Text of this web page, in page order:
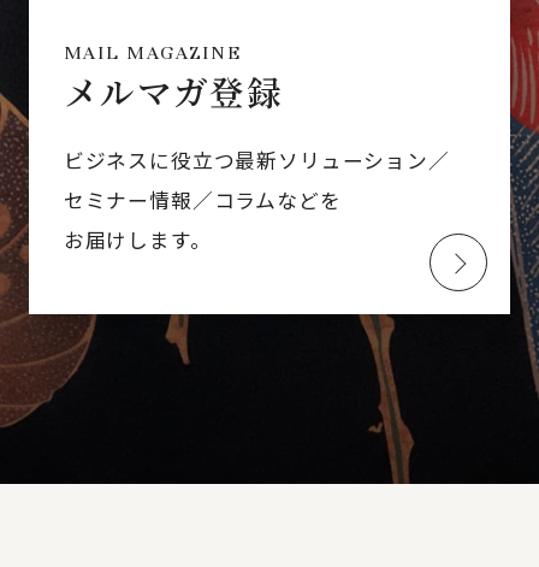
MAIL MAGAZINE
メルマガ登録
ビジネスに役立つ最新ソリューション／
セミナー情報／コラムなどを
お届けします。